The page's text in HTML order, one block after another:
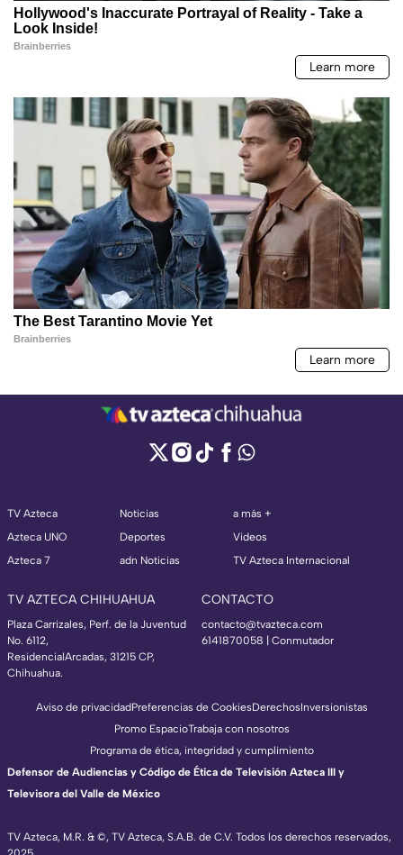
TV Azteca
Azteca UNO
Azteca 7
Noticias
Deportes
adn Noticias
a más +
Videos
TV Azteca Internacional
TV AZTECA CHIHUAHUA
Plaza Carrizales, Perf. de la Juventud
No. 6112,
ResidencialArcadas, 31215 CP,
Chihuahua.
CONTACTO
contacto@tvazteca.com
6141870058 | Conmutador
TV Azteca, M.R. & ©, TV Azteca, S.A.B. de C.V. Todos los derechos reservados,
Aviso de privacidadPreferencias de CookiesDerechosInversionistas
Promo EspacioTrabaja con nosotros
Programa de ética, integridad y cumplimiento
Defensor de Audiencias y Código de Ética de Televisión Azteca III y
Televisora del Valle de México